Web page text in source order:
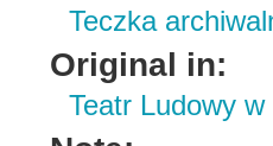
Teczka
Original in:
Teatr Ludowy